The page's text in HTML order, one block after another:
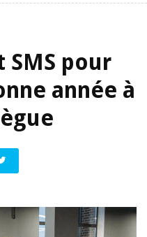
SMS pour
année à